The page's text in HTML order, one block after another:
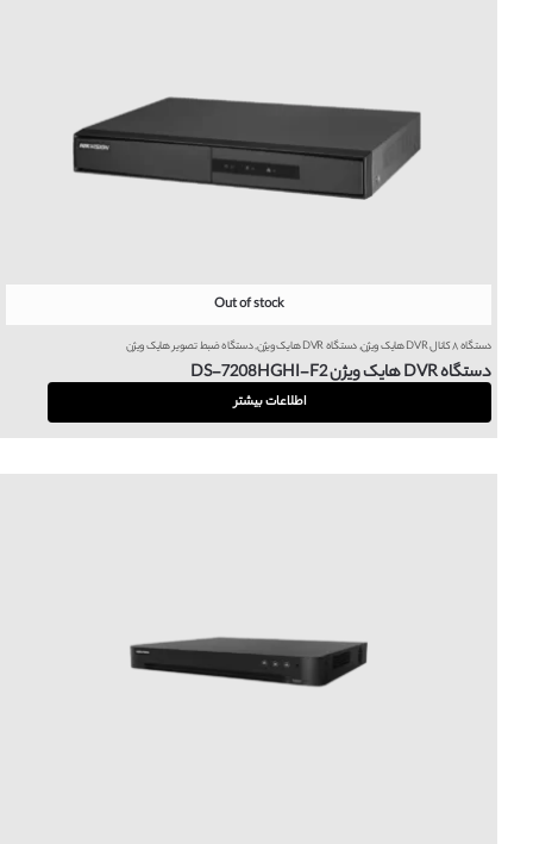
Out of stock
دستگاه ۸ کانال DVR هایک ویژن ,دستگاه DVR هایک ویژن ,دستگاه ضبط تصویر هایک ویژن
دستگاه DVR هایک ویژن DS-7208HGHI-F2
اطلاعات بیشتر